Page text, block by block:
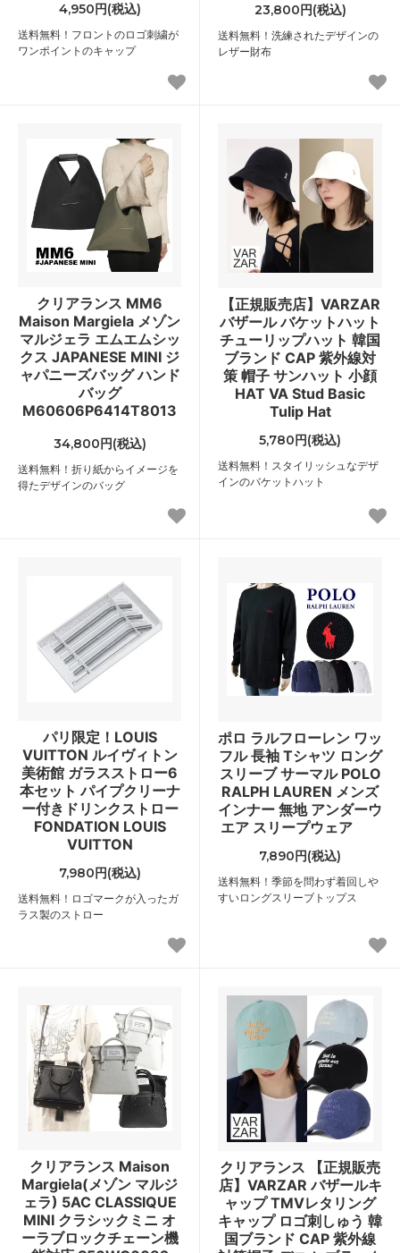
4,950円(税込)
送料無料！フロントのロゴ刺繍が
ワンポイントのキャップ
23,800円(税込)
送料無料！洗練されたデザインの
レザー財布
クリアランス MM6
Maison Margiela メゾン
マルジェラ エムエムシッ
クス JAPANESE MINI ジ
ャパニーズバッグ ハンド
バッグ
M60606P6414T8013
34,800円(税込)
送料無料！折り紙からイメージを
得たデザインのバッグ
【正規販売店】VARZAR
バザール バケットハット
チューリップハット 韓国
ブランド CAP 紫外線対
策 帽子 サンハット 小顔
HAT VA Stud Basic
Tulip Hat
5,780円(税込)
送料無料！スタイリッシュなデザ
インのバケットハット
パリ限定！LOUIS
VUITTON ルイヴィトン
美術館 ガラスストロー6
本セット パイプクリーナ
ー付きドリンクストロー
FONDATION LOUIS
VUITTON
7,980円(税込)
送料無料！ロゴマークが入ったガ
ラス製のストロー
ポロ ラルフローレン ワッ
フル 長袖 Tシャツ ロング
スリーブ サーマル POLO
RALPH LAUREN メンズ
インナー 無地 アンダーウ
エア スリープウェア
7,890円(税込)
送料無料！季節を問わず着回しや
すいロングスリーブトップス
クリアランス Maison
Margiela(メゾン マルジ
ェラ) 5AC CLASSIQUE
MINI クラシックミニ オ
ーラブロックチェーン機
クリアランス 【正規販売
店】VARZAR バザールキ
ャップ TMVレタリング
キャップ ロゴ刺しゅう 韓
国ブランド CAP 紫外線